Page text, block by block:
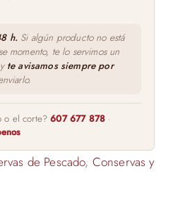
h. Si algún producto no está
momento, te lo servimos un
te avisamos siempre por
o el corte?607 677 878 ·
de Pescado, Conservas y